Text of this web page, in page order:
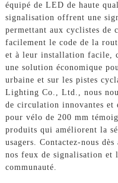
équipé de LED de haute
signalisation offrent une
permettant aux cyclistes de
facilement le code de la
et à leur installation facile,
une solution économique
urbaine et sur les pistes
Lighting Co., Ltd., nous
de circulation innovantes et
pour vélo de 200 mm
produits qui améliorent la
usagers. Contactez-nous
nos feux de signalisation et
communauté.